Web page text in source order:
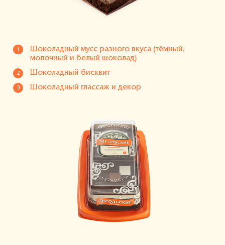
Шоколадный мусс разного вкуса (тёмный,
молочный и белый шоколад)
Шоколадный бисквит
Шоколадный глассаж и декор